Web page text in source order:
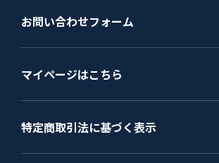
お問い合わせフォーム
マイページはこちら
特定商取引法に基づく表示